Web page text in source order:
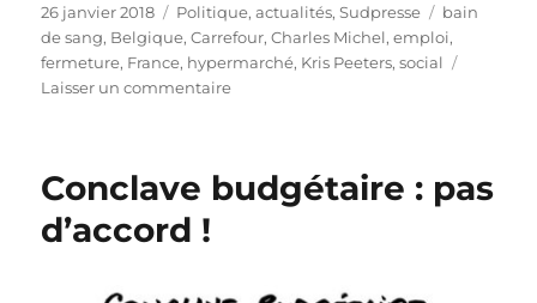
Publié
le
26 janvier 2018 Catégories
Politique, actualités,Sudpresse Étiquettes
bain
de sang, Belgique,Carrefour,Charles Michel,emploi,
fermeture, France, hypermarché, Kris Peeters,social
Laisser un commentairesur
1233
emplois
Conclave budgétaire : pas
d’accord !